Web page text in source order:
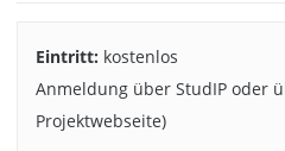
Eintritt: kostenlos
Anmeldung über StudIP oder
Projektwebseite)